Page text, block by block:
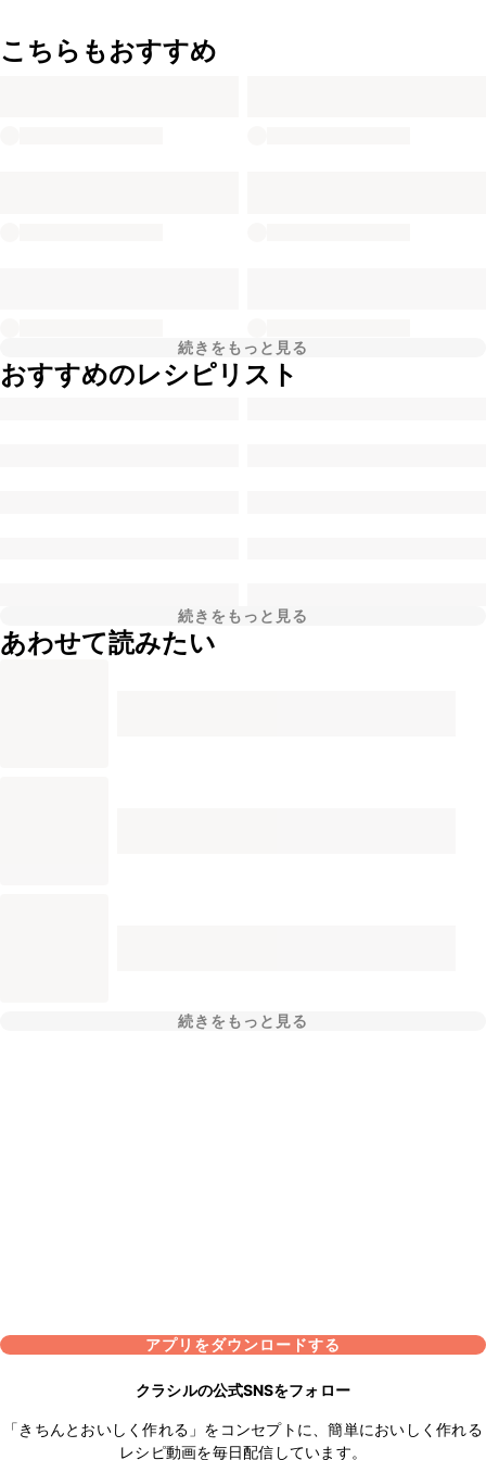
こちらもおすすめ
続きをもっと見る
おすすめのレシピリスト
続きをもっと見る
あわせて読みたい
続きをもっと見る
アプリをダウンロードする
クラシルの公式SNSをフォロー
「きちんとおいしく作れる」をコンセプトに、簡単においしく作れる
レシピ動画を毎日配信しています。